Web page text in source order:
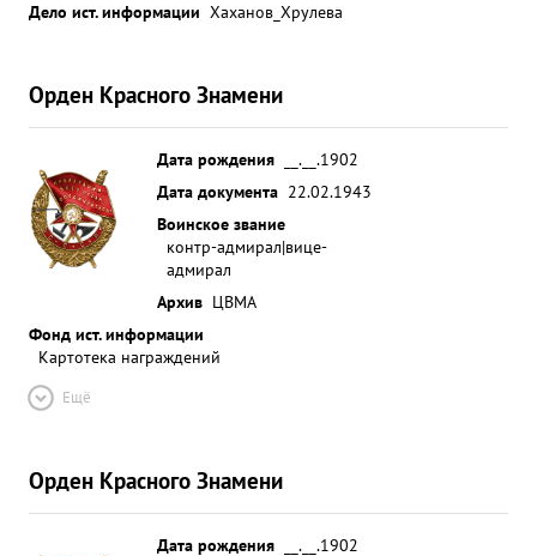
Дело ист. информации Хаханов_Хрулева
Орден Красного Знамени
Дата рождения
__.__.1902
Дата документа 22.02.1943
Воинское звание
контр-адмирал|вице-
адмирал
Архив ЦВМА
Фонд ист. информации
Картотека награждений
Ещё
Орден Красного Знамени
Дата рождения
__.__.1902